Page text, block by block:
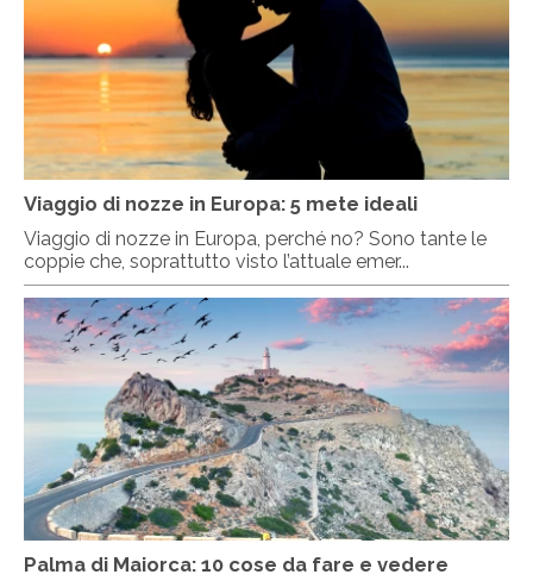
Viaggio di nozze in Europa: 5 mete ideali
Viaggio di nozze in Europa, perché no? Sono tante le
coppie che, soprattutto visto l’attuale emer...
Palma di Maiorca: 10 cose da fare e vedere